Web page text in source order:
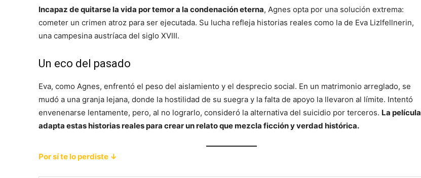
Incapaz de quitarse la vida por temor a la condenación eterna, Agnes opta por una solución extrema:
cometer un crimen atroz para ser ejecutada. Su lucha refleja historias reales como la de Eva Lizlfellnerin,
una campesina austríaca del siglo XVIII.
Un eco del pasado
Eva, como Agnes, enfrentó el peso del aislamiento y el desprecio social. En un matrimonio arreglado, se
mudó a una granja lejana, donde la hostilidad de su suegra y la falta de apoyo la llevaron al límite. Intentó
envenenarse lentamente, pero, al no lograrlo, consideró la alternativa del suicidio por terceros. La película
adapta estas historias reales para crear un relato que mezcla ficción y verdad histórica.
Por sí te lo perdiste ↓